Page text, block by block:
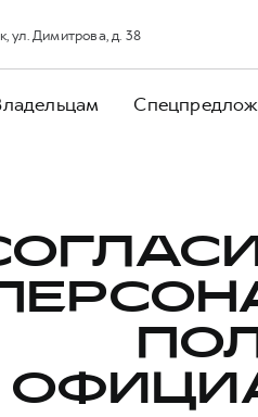
ул. Димитрова, д. 38